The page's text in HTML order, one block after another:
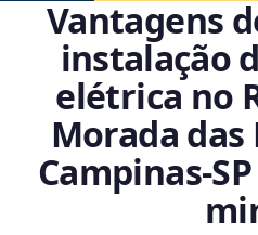
Vantagens
instalação
elétrica no
Morada das